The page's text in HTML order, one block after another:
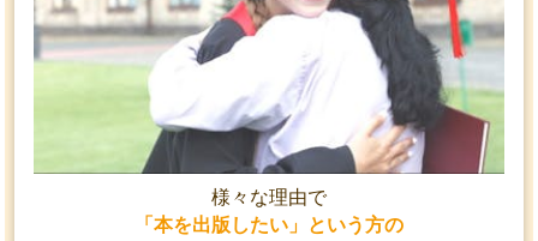
様々な理由で
「本を出版したい」という方の